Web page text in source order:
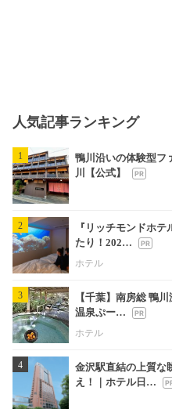
人気記事ランキング
1
鴨川沿いの体験型フ
川【公式】
2
『リッチモンドホ
たり！202…
ホテル
3
【千葉】南房総 鴨
温泉ぷー…
ホテル
4
金沢駅直結の上質な
え！｜ホテル日…